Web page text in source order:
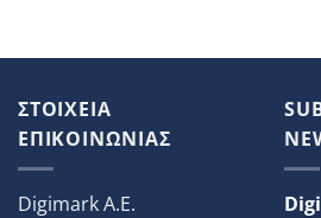
ΣΤΟΙΧΕΙΑ
ΕΠΙΚΟΙΝΩΝΙΑΣ
Digimark A.E.